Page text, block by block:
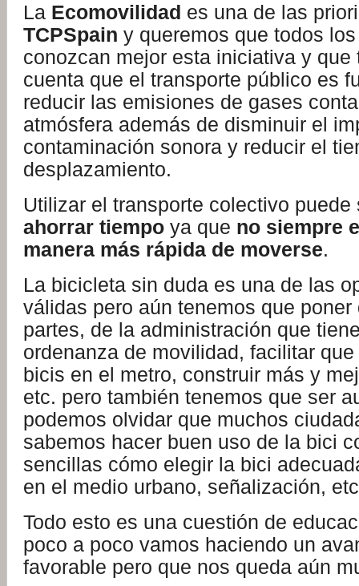
La Ecomovilidad es una de las
TCPSpain y queremos que todos
conozcan mejor esta iniciativa y que
cuenta que el transporte público es
reducir las emisiones de gases
atmósfera además de disminuir el
contaminación sonora y reducir el
desplazamiento.
Utilizar el transporte colectivo puede
ahorrar tiempo ya que no siempre
manera más rápida de moverse.
La bicicleta sin duda es una de las
válidas pero aún tenemos que poner
partes, de la administración que
ordenanza de movilidad, facilitar
bicis en el metro, construir más y
etc. pero también tenemos que ser
podemos olvidar que muchos
sabemos hacer buen uso de la bici
sencillas cómo elegir la bici
en el medio urbano, señalización,
Todo esto es una cuestión de
poco a poco vamos haciendo un
favorable pero que nos queda aún